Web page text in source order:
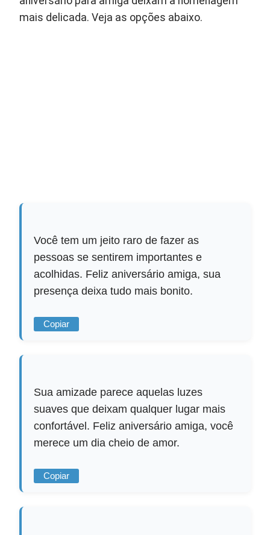
mais delicada. Veja as opções abaixo.
Você tem um jeito raro de fazer as
pessoas se sentirem importantes e
acolhidas. Feliz aniversário amiga, sua
presença deixa tudo mais bonito.
Copiar
Sua amizade parece aquelas luzes
suaves que deixam qualquer lugar mais
confortável. Feliz aniversário amiga, você
merece um dia cheio de amor.
Copiar